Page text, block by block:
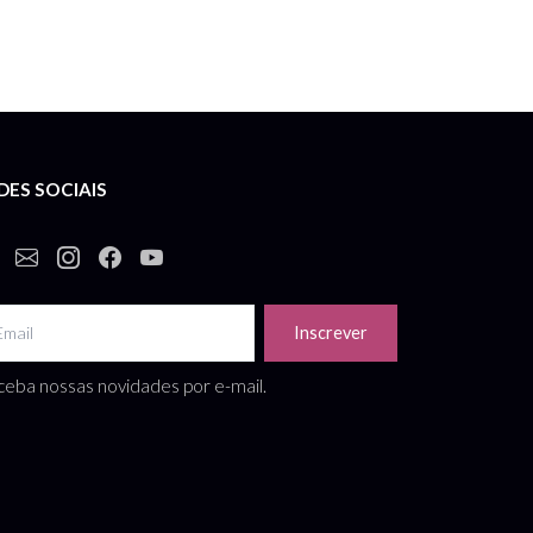
SOCIAIS
Inscrever
nossas novidades por e-mail.